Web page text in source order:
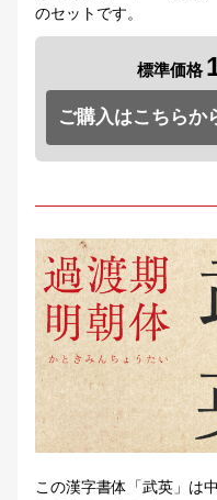
のセットです。
標準価格
ご購入はこちらか
この漢字書体「武英」は